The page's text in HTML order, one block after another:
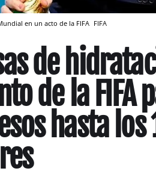
en un acto de la FIFA FIFA
de
de la FIFA
hasta